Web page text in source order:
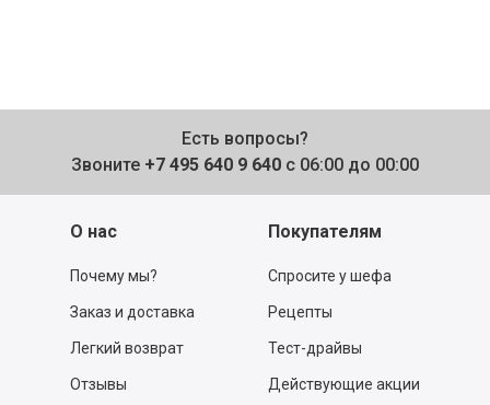
Есть вопросы?
Звоните +7 495 640 9 640 с 06:00 до 00:00
О нас
Почему мы?
Заказ и доставка
Легкий возврат
Отзывы
Покупателям
Спросите у шефа
Рецепты
Тест-драйвы
Действующие акции